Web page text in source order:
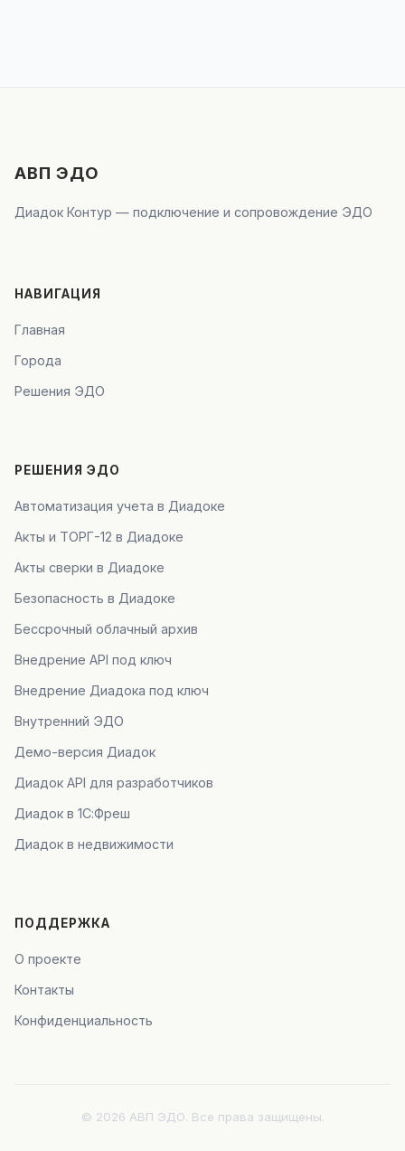
АВП ЭДО
Диадок Контур — подключение и сопровождение ЭДО
НАВИГАЦИЯ
Главная
Города
Решения ЭДО
РЕШЕНИЯ ЭДО
Автоматизация учета в Диадоке
Акты и ТОРГ-12 в Диадоке
Акты сверки в Диадоке
Безопасность в Диадоке
Бессрочный облачный архив
Внедрение API под ключ
Внедрение Диадока под ключ
Внутренний ЭДО
Демо-версия Диадок
Диадок API для разработчиков
Диадок в 1С:Фреш
Диадок в недвижимости
ПОДДЕРЖКА
О проекте
Контакты
Конфиденциальность
© 2026 АВП ЭДО. Все права защищены.